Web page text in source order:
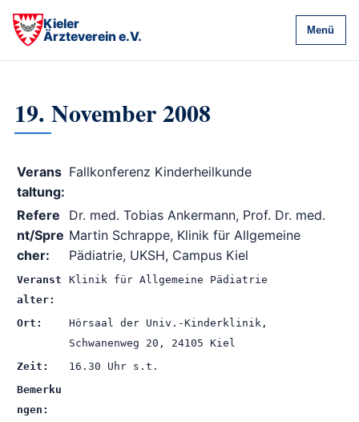
Kieler
Ärzteverein e.V.
Menü
19. November 2008
Verans
taltung:
Fallkonferenz Kinderheilkunde
Refere
nt/Spre
cher:
Dr. med. Tobias Ankermann, Prof. Dr. med.
Martin Schrappe, Klinik für Allgemeine
Pädiatrie, UKSH, Campus Kiel
Veranst
alter:
Klinik für Allgemeine Pädiatrie
Ort:
Hörsaal der Univ.-Kinderklinik,
Schwanenweg 20, 24105 Kiel
Zeit:
16.30 Uhr s.t.
Bemerku
ngen: